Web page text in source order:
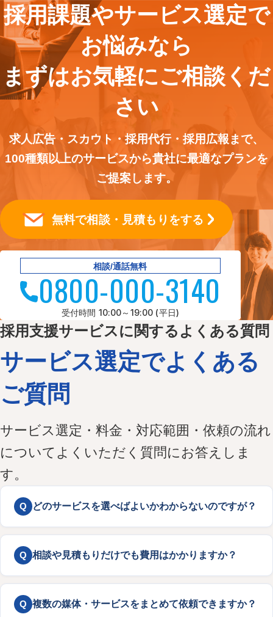
採用課題やサービス選定で
お悩みなら
まずはお気軽にご相談くだ
さい
求人広告・スカウト・採用代行・採用広報まで、
100種類以上のサービスから貴社に最適なプランを
ご提案します。
無料で相談・見積もりをする
相談/通話無料
受付時間 10:00～19:00 (平日)
0800-000-3140
採用支援サービスに関するよくある質問
サービス選定でよくある
ご質問
サービス選定・料金・対応範囲・依頼の流れ
についてよくいただく質問にお答えしま
す。
Q どのサービスを選べばよいかわからないのですが？
Q 相談や見積もりだけでも費用はかかりますか？
Q 複数の媒体・サービスをまとめて依頼できますか？